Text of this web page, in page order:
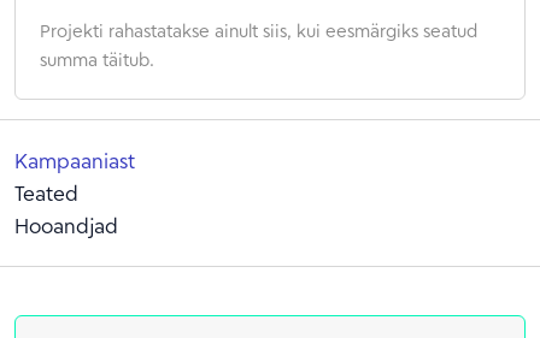
Kampaaniast
Teated
Hooandjad
Projekti rahastatakse ainult siis, kui eesmärgiks seatud
summa täitub.